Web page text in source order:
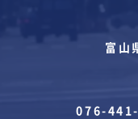
富山
076-